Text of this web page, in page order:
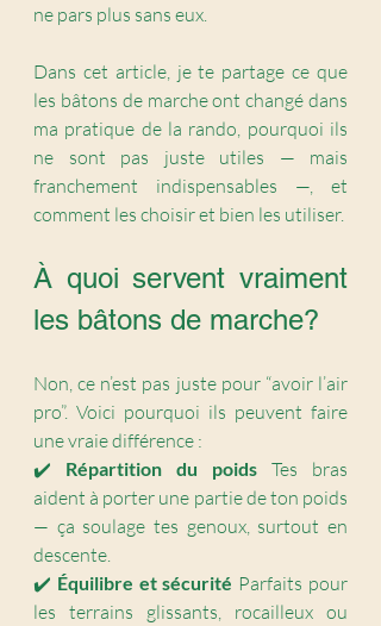
ne pars plus sans eux.
Dans cet article, je te partage ce que
les bâtons de marche ont changé dans
ma pratique de la rando, pourquoi ils
ne sont pas juste utiles — mais
franchement indispensables —, et
comment les choisir et bien les utiliser.
À quoi servent vraiment
les bâtons de marche?
Non, ce n’est pas juste pour “avoir l’air
pro”. Voici pourquoi ils peuvent faire
une vraie différence :
✔️ Répartition du poids Tes bras
aident à porter une partie de ton poids
— ça soulage tes genoux, surtout en
descente.
✔️ Équilibre et sécurité Parfaits pour
les terrains glissants, rocailleux ou